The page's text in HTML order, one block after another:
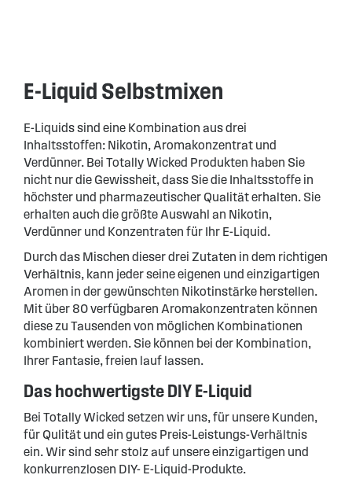
E-Liquid Selbstmixen
E-Liquids sind eine Kombination aus drei
Inhaltsstoffen: Nikotin, Aromakonzentrat und
Verdünner. Bei Totally Wicked Produkten haben Sie
nicht nur die Gewissheit, dass Sie die Inhaltsstoffe in
höchster und pharmazeutischer Qualität erhalten. Sie
erhalten auch die größte Auswahl an Nikotin,
Verdünner und Konzentraten für Ihr E-Liquid.
Durch das Mischen dieser drei Zutaten in dem richtigen
Verhältnis, kann jeder seine eigenen und einzigartigen
Aromen in der gewünschten Nikotinstärke herstellen.
Mit über 80 verfügbaren Aromakonzentraten können
diese zu Tausenden von möglichen Kombinationen
kombiniert werden. Sie können bei der Kombination,
Ihrer Fantasie, freien lauf lassen.
Das hochwertigste DIY E-Liquid
Bei Totally Wicked setzen wir uns, für unsere Kunden,
für Qulität und ein gutes Preis-Leistungs-Verhältnis
ein. Wir sind sehr stolz auf unsere einzigartigen und
konkurrenzlosen DIY- E-Liquid-Produkte.